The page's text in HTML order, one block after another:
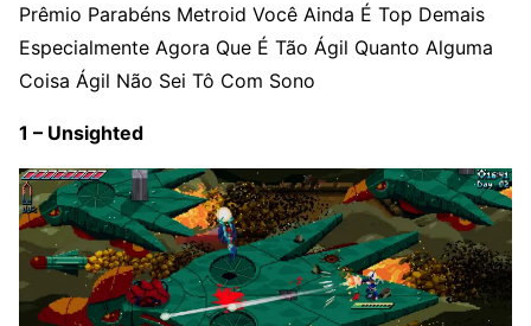
Prêmio Parabéns Metroid Você Ainda É Top Demais
Especialmente Agora Que É Tão Ágil Quanto Alguma
Coisa Ágil Não Sei Tô Com Sono
1 – Unsighted